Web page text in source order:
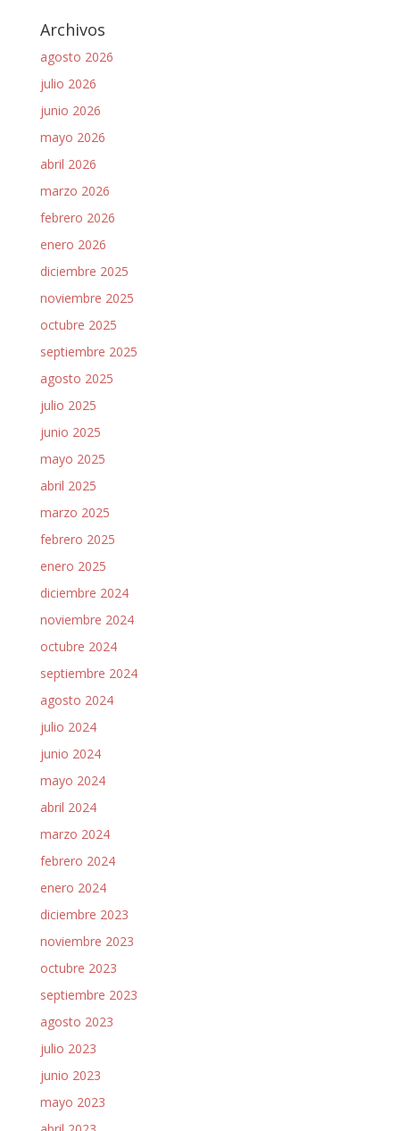
Archivos
agosto 2026
julio 2026
junio 2026
mayo 2026
abril 2026
marzo 2026
febrero 2026
enero 2026
diciembre 2025
noviembre 2025
octubre 2025
septiembre 2025
agosto 2025
julio 2025
junio 2025
mayo 2025
abril 2025
marzo 2025
febrero 2025
enero 2025
diciembre 2024
noviembre 2024
octubre 2024
septiembre 2024
agosto 2024
julio 2024
junio 2024
mayo 2024
abril 2024
marzo 2024
febrero 2024
enero 2024
diciembre 2023
noviembre 2023
octubre 2023
septiembre 2023
agosto 2023
julio 2023
junio 2023
mayo 2023